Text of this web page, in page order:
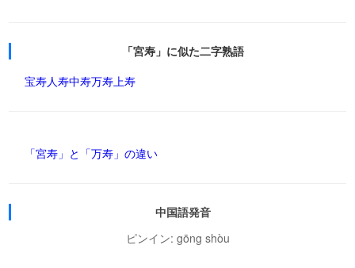
「宮寿」に似た二字熟語
宝寿人寿中寿万寿上寿
「宮寿」と「万寿」の違い
中国語発音
ピンイン: gōng shòu